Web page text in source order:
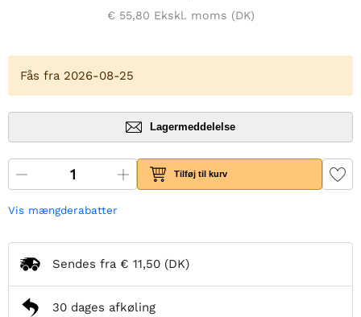
€ 55,80 Ekskl. moms (DK)
Fås fra 2026-08-25
Lagermeddelelse
Tilføj til kurv
Vis mængderabatter
Sendes fra € 11,50 (DK)
30 dages afkøling